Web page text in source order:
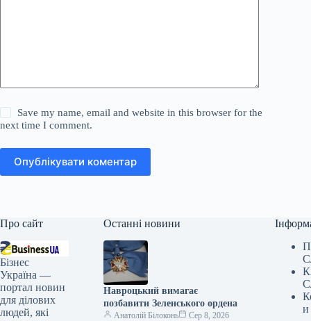
Save my name, email and website in this browser for the
next time I comment.
Опублікувати коментар
Про сайт
Бізнес
Україна —
портал новин
для ділових
людей, які
Останні новини
Навроцький вимагає
позбавити Зеленського ордена
Анатолій Білоконь Сер 8, 2026
и